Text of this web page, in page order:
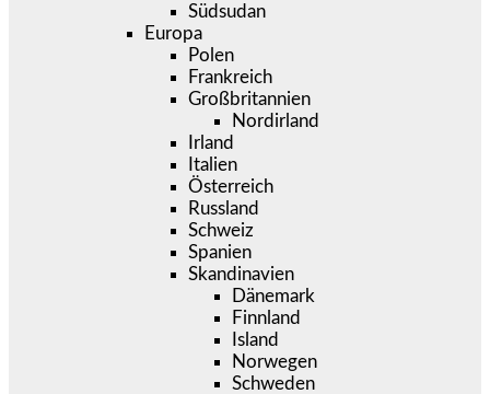
Südsudan
Europa
Polen
Frankreich
Großbritannien
Nordirland
Irland
Italien
Österreich
Russland
Schweiz
Spanien
Skandinavien
Dänemark
Finnland
Island
Norwegen
Schweden